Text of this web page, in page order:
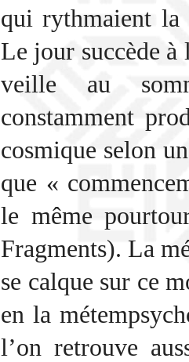
qui rythmaient la
Le jour succède
veille au
constamment
cosmique selon
que «
le même
Fragments). La
se calque sur ce
en la
l’on retrouve